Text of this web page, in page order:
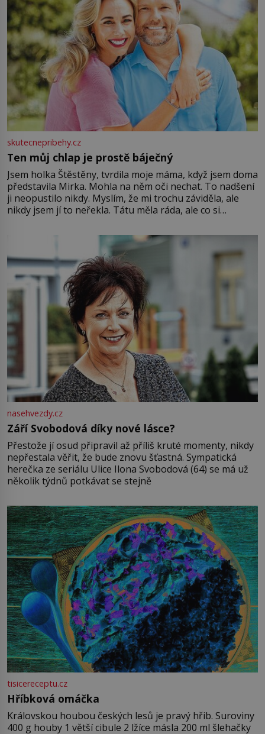
skutecnepribehy.cz
Ten můj chlap je prostě báječný
Jsem holka Štěstěny, tvrdila moje máma, když jsem doma
představila Mirka. Mohla na něm oči nechat. To nadšení
ji neopustilo nikdy. Myslím, že mi trochu záviděla, ale
nikdy jsem jí to neřekla. Tátu měla ráda, ale co si
Jsme spolu moc rádi Tehdy byla jiná doba, když
nasehvezdy.cz
Září Svobodová díky nové lásce?
Přestože jí osud připravil až příliš kruté momenty, nikdy
nepřestala věřit, že bude znovu šťastná. Sympatická
herečka ze seriálu Ulice Ilona Svobodová (64) se má už
několik týdnů potkávat se stejně
tisicereceptu.cz
Hříbková omáčka
Královskou houbou českých lesů je pravý hřib. Suroviny
400 g houby 1 větší cibule 2 lžíce másla 200 ml šlehačky